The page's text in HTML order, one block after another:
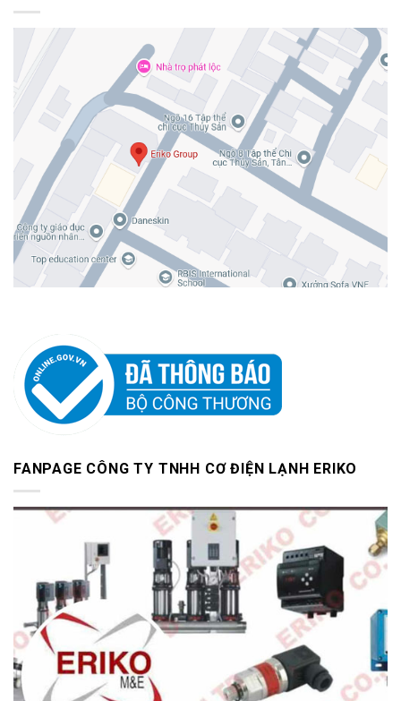
FANPAGE CÔNG TY TNHH CƠ ĐIỆN LẠNH ERIKO